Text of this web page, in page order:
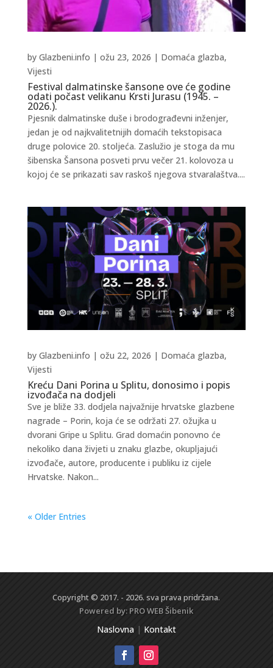
Festival dalmatinske šansone ove će godine
odati počast velikanu Krsti Jurasu (1945. –
2026.).
by Glazbeni.info | ožu 23, 2026 | Domaća glazba,
Vijesti
Pjesnik dalmatinske duše i brodograđevni inženjer,
jedan je od najkvalitetnijih domaćih tekstopisaca
druge polovice 20. stoljeća. Zaslužio je stoga da mu
šibenska Šansona posveti prvu večer 21. kolovoza u
kojoj će se prikazati sav raskoš njegova stvaralaštva....
Kreću Dani Porina u Splitu, donosimo i popis
izvođača na dodjeli
by Glazbeni.info | ožu 22, 2026 | Domaća glazba,
Vijesti
Sve je bliže 33. dodjela najvažnije hrvatske glazbene
nagrade – Porin, koja će se održati 27. ožujka u
dvorani Gripe u Splitu. Grad domaćin ponovno će
nekoliko dana živjeti u znaku glazbe, okupljajući
izvođače, autore, producente i publiku iz cijele
Hrvatske. Nakon...
« Older Entries
Copyright © 2017. - 2026. sva prava pridržana.
Powered by: PRO WEBŠibenik
Naslovna| Kontakt